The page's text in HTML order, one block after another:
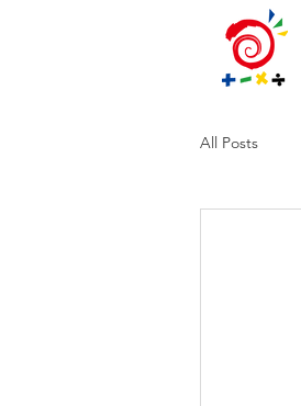
All Posts